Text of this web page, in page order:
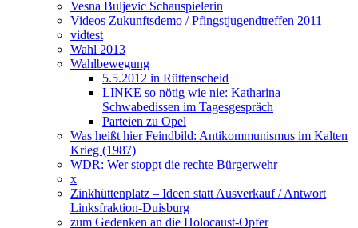
Vesna Buljevic Schauspielerin
Videos Zukunftsdemo / Pfingstjugendtreffen 2011
vidtest
Wahl 2013
Wahlbewegung
5.5.2012 in Rüttenscheid
LINKE so nötig wie nie: Katharina
Schwabedissen im Tagesgespräch
Parteien zu Opel
Was heißt hier Feindbild: Antikommunismus im Kalten
Krieg (1987)
WDR: Wer stoppt die rechte Bürgerwehr
x
Zinkhüttenplatz – Ideen statt Ausverkauf / Antwort
Linksfraktion-Duisburg
zum Gedenken an die Holocaust-Opfer